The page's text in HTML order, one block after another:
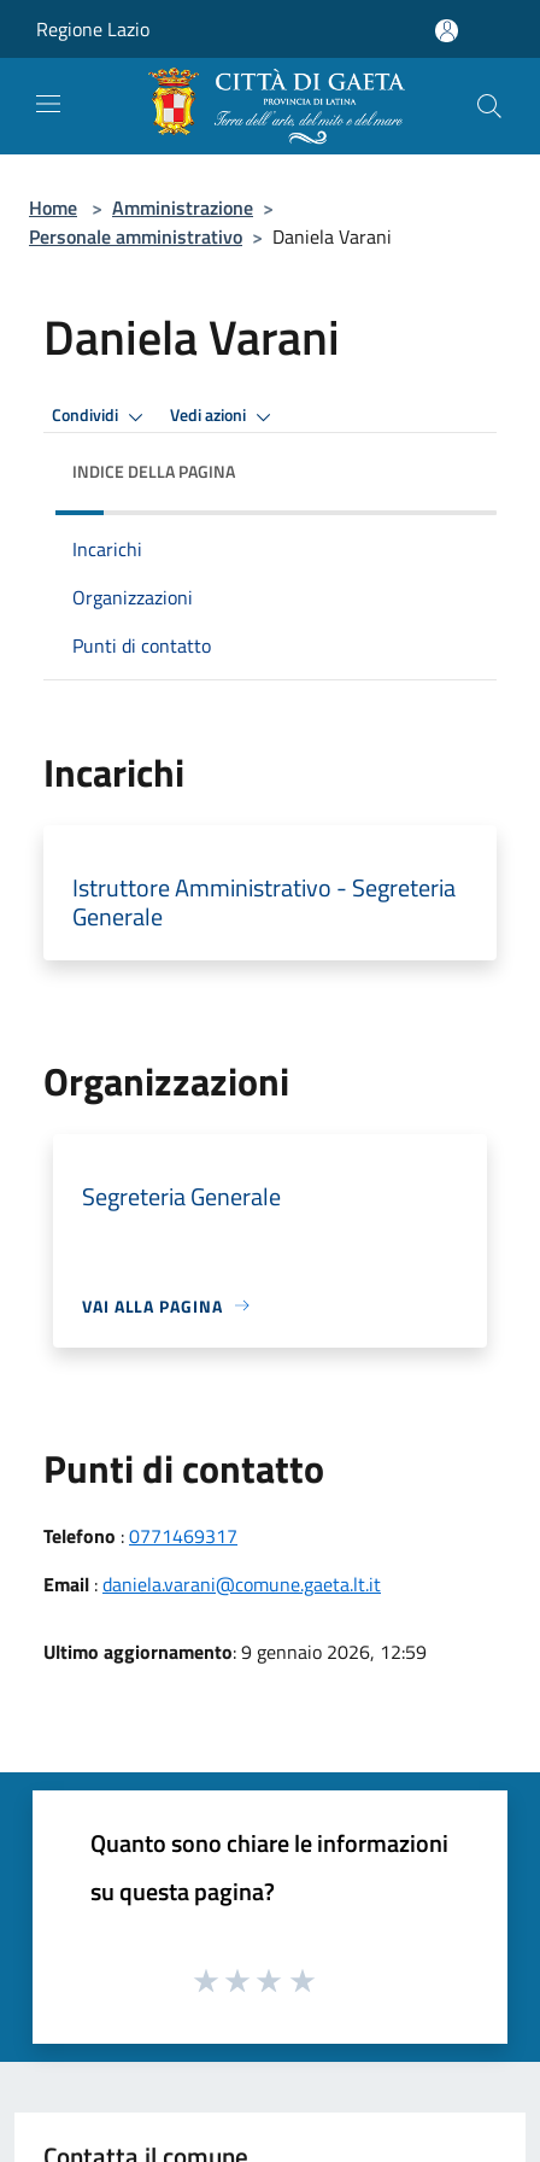
Regione Lazio
Home > Amministrazione >
Personale amministrativo > Daniela Varani
Daniela Varani
Condividi Vedi azioni
INDICE DELLA PAGINA
Incarichi
Organizzazioni
Punti di contatto
Incarichi
Istruttore Amministrativo - Segreteria
Generale
Organizzazioni
Segreteria Generale
VAI ALLA PAGINA
Punti di contatto
Telefono :0771469317
Email :daniela.varani@comune.gaeta.lt.it
Ultimo aggiornamento: 9 gennaio 2026, 12:59
Quanto sono chiare le informazioni
su questa pagina?